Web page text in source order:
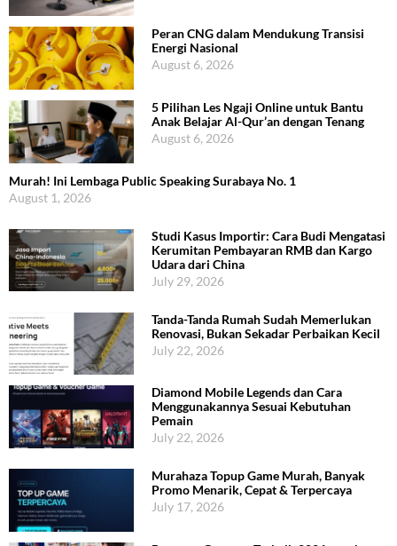
Peran CNG dalam Mendukung Transisi
Energi Nasional
August 6, 2026
5 Pilihan Les Ngaji Online untuk Bantu
Anak Belajar Al-Qur’an dengan Tenang
August 6, 2026
Murah! Ini Lembaga Public Speaking Surabaya No. 1
August 1, 2026
Studi Kasus Importir: Cara Budi Mengatasi
Kerumitan Pembayaran RMB dan Kargo
Udara dari China
July 29, 2026
Tanda-Tanda Rumah Sudah Memerlukan
Renovasi, Bukan Sekadar Perbaikan Kecil
July 22, 2026
Diamond Mobile Legends dan Cara
Menggunakannya Sesuai Kebutuhan
Pemain
July 22, 2026
Murahaza Topup Game Murah, Banyak
Promo Menarik, Cepat & Terpercaya
July 17, 2026